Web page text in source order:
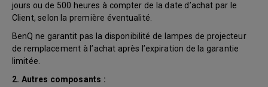
jours ou de 500 heures à compter de la date d’achat par le
Client, selon la première éventualité.
BenQ ne garantit pas la disponibilité de lampes de projecteur
de remplacement à l’achat après l’expiration de la garantie
limitée.
2. Autres composants :